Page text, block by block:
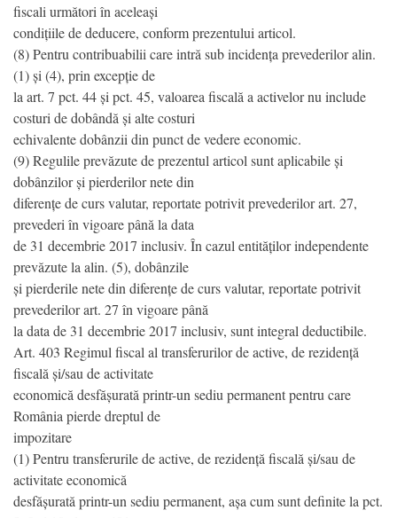
fiscali următori în aceleași
condițiile de deducere, conform prezentului articol.
(8) Pentru contribuabilii care intră sub incidența prevederilor alin.
(1) și (4), prin excepție de
la art. 7 pct. 44 și pct. 45, valoarea fiscală a activelor nu include
costuri de dobândă și alte costuri
echivalente dobânzii din punct de vedere economic.
(9) Regulile prevăzute de prezentul articol sunt aplicabile și
dobânzilor și pierderilor nete din
diferențe de curs valutar, reportate potrivit prevederilor art. 27,
prevederi în vigoare până la data
de 31 decembrie 2017 inclusiv. În cazul entităților independente
prevăzute la alin. (5), dobânzile
și pierderile nete din diferențe de curs valutar, reportate potrivit
prevederilor art. 27 în vigoare până
la data de 31 decembrie 2017 inclusiv, sunt integral deductibile.
Art. 403 Regimul fiscal al transferurilor de active, de rezidență
fiscală și/sau de activitate
economică desfășurată printr-un sediu permanent pentru care
România pierde dreptul de
impozitare
(1) Pentru transferurile de active, de rezidență fiscală și/sau de
activitate economică
desfășurată printr-un sediu permanent, așa cum sunt definite la pct.